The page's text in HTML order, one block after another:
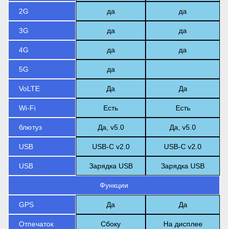
2G да да
3G да да
4G да да
5G да
VoLTE Да Да
Wi-Fi Есть Есть
блютуз Да, v5.0 Да, v5.0
USB USB-C v2.0 USB-C v2.0
USB Зарядка USB Зарядка USB
Функции
GPS Да Да
Отпечаток Сбоку На дисплее